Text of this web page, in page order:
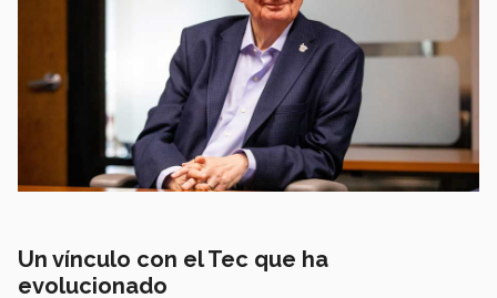
Un vínculo con el Tec que ha
evolucionado